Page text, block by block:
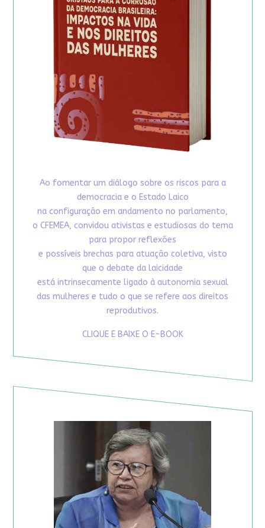
Ao fomentar um diálogo sobre os riscos para a
democracia e o Estado Laico
na configuração em andamento no parlamento,
o CFEMEA, convidou ativistas e estudiosas do tema
para propor reflexões
e possíveis brechas para atuação coletiva, visto
que o debate da laicidade
está intrinsecamente ligado à autonomia sexual
das mulheres e tudo o que se refere aos direitos
reprodutivos.
CLIQUE E BAIXE O E-BOOK